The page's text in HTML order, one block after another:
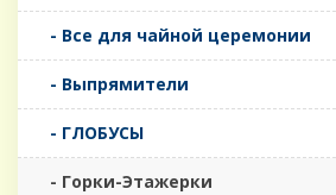
- Все для чайной церемонии
- Выпрямители
- ГЛОБУСЫ
- Горки-Этажерки